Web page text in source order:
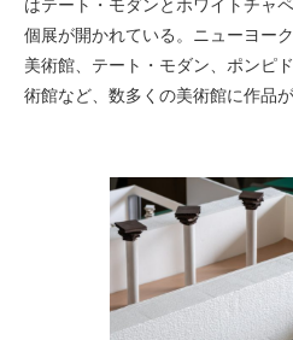
はテート・モダンとホワイトチャ
個展が開かれている。ニューヨー
美術館、テート・モダン、ポンピ
術館など、数多くの美術館に作品